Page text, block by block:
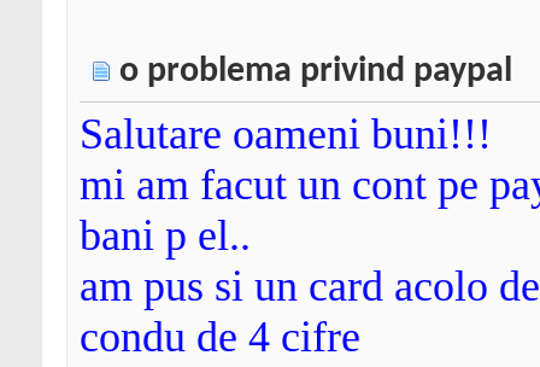
o problema privind paypal
Salutare oameni buni!!!
mi am facut un cont pe
bani p el..
am pus si un card acolo
condu de 4 cifre